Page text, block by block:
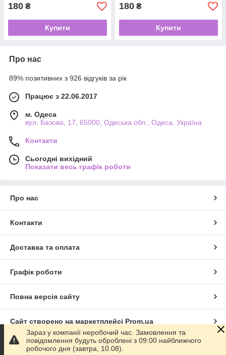
180 ₴
Купити
180 ₴
Купити
Про нас
89% позитивних з 926 відгуків за рік
Працює з 22.06.2017
м. Одеса
вул. Базова, 17, 65000, Одеська обл., Одеса, Україна
Контакти
Сьогодні вихідний
Показати весь графік роботи
Про нас
Контакти
Доставка та оплата
Графік роботи
Повна версія сайту
Сайт створено на маркетплейсі Prom.ua
Політика конфіденційності
Зараз у компанії неробочий час. Замовлення та
повідомлення будуть оброблені з 09:00 найближчого
робочого дня (завтра, 10.08).